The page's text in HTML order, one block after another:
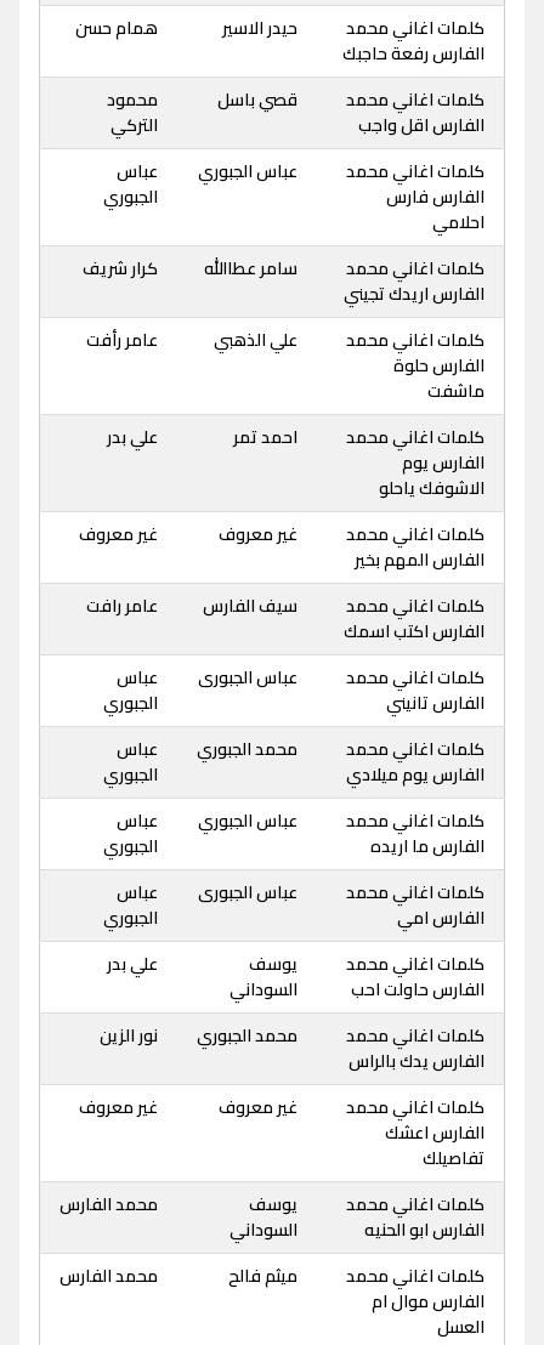
كلمات اغاني محمد
الفارس رفعة حاجبك
حيدر الاسير همام حسن
كلمات اغاني محمد
الفارس اقل واجب
قصي باسل
محمود
التركي
كلمات اغاني محمد
الفارس فارس
احلامي
عباس الجبوري
عباس
الجبوري
كلمات اغاني محمد
الفارس اريدك تجيني
سامر عطاالله كرار شريف
كلمات اغاني محمد
الفارس حلوة
ماشفت
علي الذهبي عامر رأفت
كلمات اغاني محمد
الفارس يوم
الاشوفك ياحلو
احمد تمر علي بدر
كلمات اغاني محمد
الفارس المهم بخير
غير معروف غير معروف
كلمات اغاني محمد
الفارس اكتب اسمك
سيف الفارس عامر رافت
كلمات اغاني محمد
الفارس تانيني
عباس الجبورى
عباس
الجبوري
كلمات اغاني محمد
الفارس يوم ميلادي
محمد الجبوري
عباس
الجبوري
كلمات اغاني محمد
الفارس ما اريده
عباس الجبوري
عباس
الجبوري
كلمات اغاني محمد
الفارس امي
عباس الجبورى
عباس
الجبوري
كلمات اغاني محمد
الفارس حاولت احب
يوسف
السوداني
علي بدر
كلمات اغاني محمد
الفارس يدك بالراس
محمد الجبوري نور الزين
كلمات اغاني محمد
الفارس اعشك
تفاصيلك
غير معروف غير معروف
كلمات اغاني محمد
الفارس ابو الحنيه
يوسف
السوداني
محمد الفارس
كلمات اغاني محمد
الفارس موال ام
العسل
ميثم فالح محمد الفارس